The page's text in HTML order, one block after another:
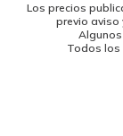
Los precios
previo aviso
Todos los